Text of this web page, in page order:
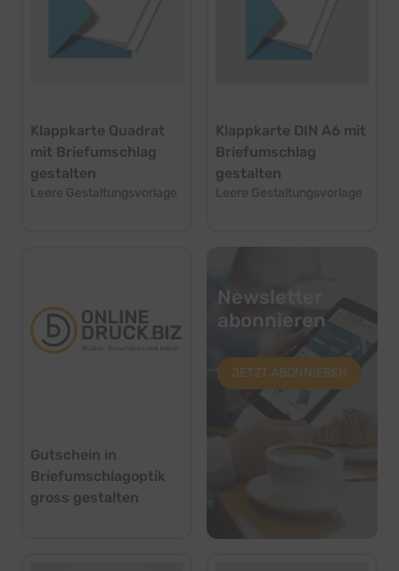
Klappkarte Quadrat
mit Briefumschlag
gestalten
Leere Gestaltungsvorlage
Klappkarte DIN A6 mit
Briefumschlag
gestalten
Leere Gestaltungsvorlage
Gutschein in
Briefumschlagoptik
gross gestalten
Newsletter
abonnieren
JETZT ABONNIEREN